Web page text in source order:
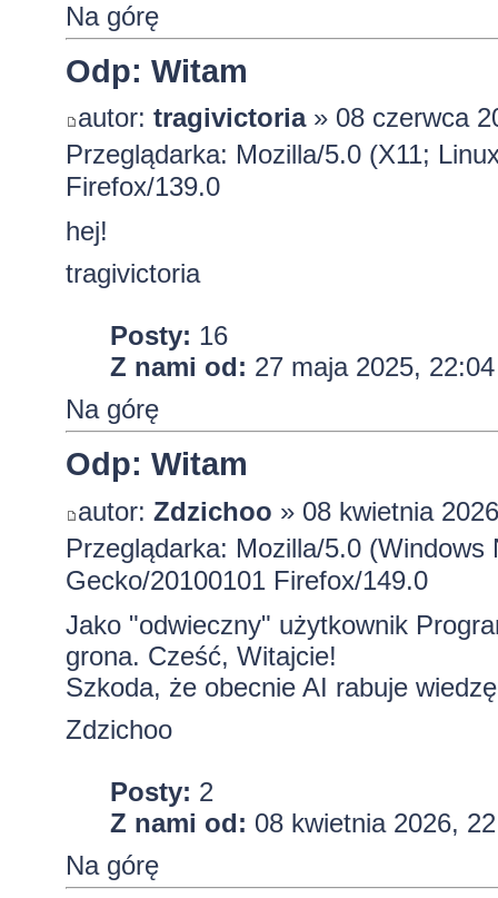
Na górę
Odp: Witam
autor: tragivictoria» 08 czerwca
Przeglądarka: Mozilla/5.0 (X11;
Firefox/139.0
hej!
tragivictoria
Posty: 16
Z nami od: 27 maja 2025, 22:04
Na górę
Odp: Witam
autor: Zdzichoo » 08 kwietnia
Przeglądarka: Mozilla/5.0
Gecko/20100101 Firefox/149.0
Jako "odwieczny" użytkownik
grona. Cześć, Witajcie!
Szkoda, że obecnie AI rabuje
Zdzichoo
Posty: 2
Z nami od: 08 kwietnia 2026,
Na górę